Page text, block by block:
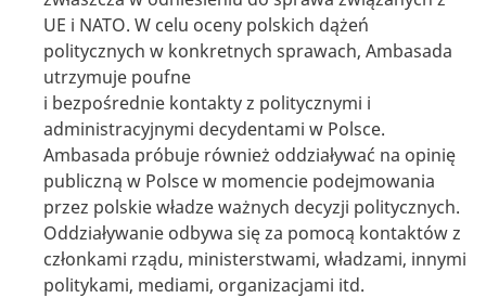
UE i NATO. W celu oceny polskich dążeń
politycznych w konkretnych sprawach, Ambasada
utrzymuje poufne
i bezpośrednie kontakty z politycznymi i
administracyjnymi decydentami w Polsce.
Ambasada próbuje również oddziaływać na opinię
publiczną w Polsce w momencie podejmowania
przez polskie władze ważnych decyzji politycznych.
Oddziaływanie odbywa się za pomocą kontaktów z
członkami rządu, ministerstwami, władzami, innymi
politykami, mediami, organizacjami itd.